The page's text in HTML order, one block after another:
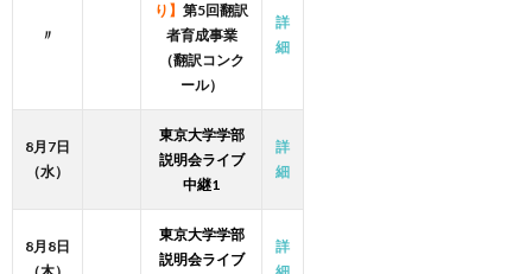
〃
り】 第5回翻訳
者育成事業
（翻訳コンク
ール）
詳
細
8月7日
（水）
東京大学学部
説明会ライブ
中継1
詳
細
8月8日
東京大学学部
説明会ライブ
詳